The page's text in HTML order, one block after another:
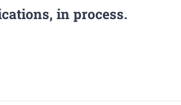
in process.